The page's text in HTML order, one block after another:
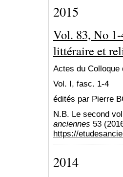
2015
Vol. 83, No
littéraire et
Actes du Colloque
Vol. I, fasc. 1-4
édités par Pierre
N.B. Le second
anciennes 53
https://
2014